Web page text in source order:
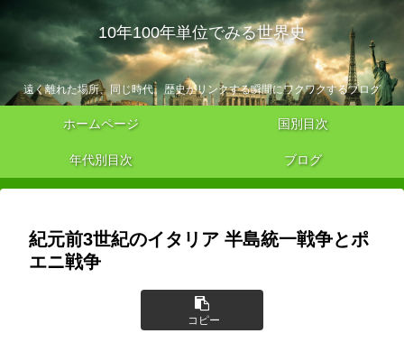
10年100年単位でみる世界史
遠く離れた場所、同じ時代。歴史がリンクする瞬間にワクワクするブログ
ホームページ 国別目次
年代別目次 ブログ
紀元前3世紀のイタリア 半島統一戦争とポ
エニ戦争
コピー